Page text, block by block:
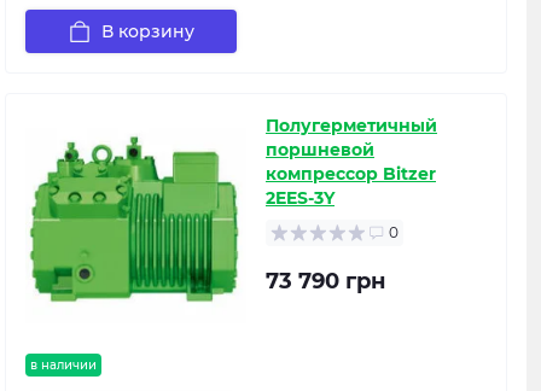
В корзину
в наличии
Полугерметичный
поршневой
компрессор Bitzer
2EES-3Y
0
73 790 грн